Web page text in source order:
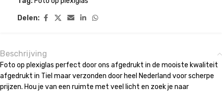
Delen:
Beschrijving
Foto op plexiglas perfect door ons afgedrukt in de mooiste kwaliteit
afgedrukt in Tiel maar verzonden door heel Nederland voor scherpe
prijzen. Hou je van een ruimte met veel licht en zoek je naar